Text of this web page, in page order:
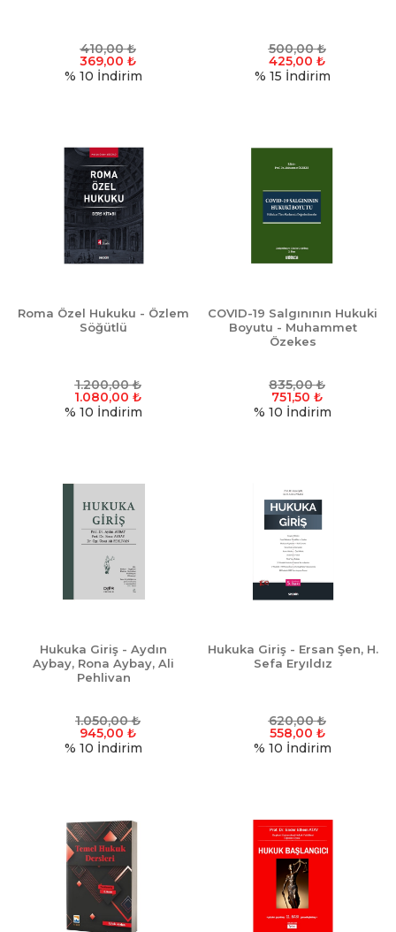
410,00₺
369,00 ₺
% 10 İndirim
500,00₺
425,00 ₺
% 15 İndirim
Roma Özel Hukuku - Özlem
Söğütlü
1.200,00₺
1.080,00 ₺
% 10 İndirim
COVID-19 Salgınının Hukuki
Boyutu - Muhammet
Özekes
835,00₺
751,50 ₺
% 10 İndirim
Hukuka Giriş - Aydın
Aybay, Rona Aybay, Ali
Pehlivan
1.050,00₺
945,00 ₺
% 10 İndirim
Hukuka Giriş - Ersan Şen, H.
Sefa Eryıldız
620,00₺
558,00 ₺
% 10 İndirim